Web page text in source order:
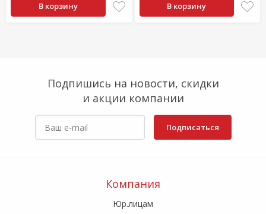
В корзину В корзину
Подпишись на новости, скидки
и акции компании
Подписаться
Компания
Юр.лицам